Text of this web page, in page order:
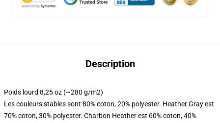
Description
Poids lourd 8,25 oz (~280 g/m2)
Les couleurs stables sont 80% coton, 20% polyester. Heather Gray est
70% coton, 30% polyester. Charbon Heather est 60% coton, 40%